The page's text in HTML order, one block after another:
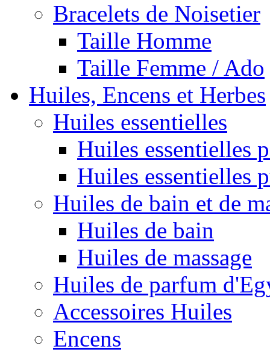
Bracelets de Noisetier
Taille Homme
Taille Femme / Ado
Huiles, Encens et Herbes
Huiles essentielles
Huiles essentielles
Huiles essentielles
Huiles de bain et de
Huiles de bain
Huiles de massage
Huiles de parfum
Accessoires Huiles
Encens